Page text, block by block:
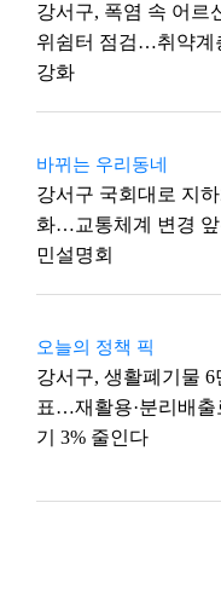
강서구, 폭염 속 어르
위쉼터 점검…취약계
강화
바뀌는 우리동네
강서구 국회대로 지
화…교통체계 변경
민설명회
오늘의 정책 픽
강서구, 생활폐기물 6
표…재활용·분리배출
기 3% 줄인다